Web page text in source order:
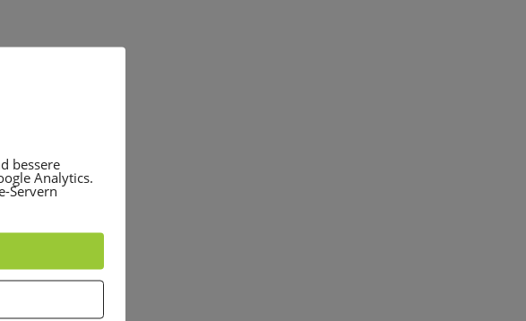
33xx/ 35xx
bessere
Analytics.
Servern